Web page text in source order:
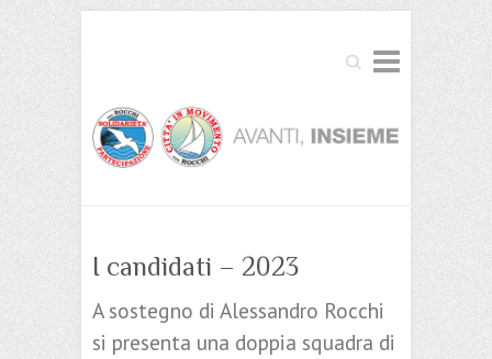
Cerca
I candidati – 2023
A sostegno di Alessandro Rocchi
si presenta una doppia squadra di